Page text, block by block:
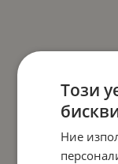
Този
Ние